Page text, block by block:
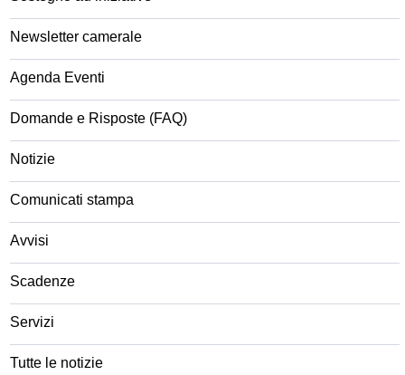
Newsletter camerale
Agenda Eventi
Domande e Risposte (FAQ)
Notizie
Comunicati stampa
Avvisi
Scadenze
Servizi
Tutte le notizie